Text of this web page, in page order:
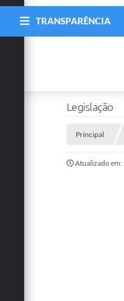
TRANSPARÊNCIA
Legislação
Principal
Atualizado